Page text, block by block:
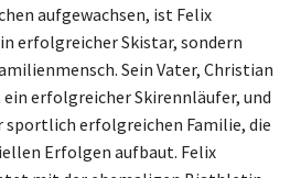
aufgewachsen, ist Felix
erfolgreicher Skistar, sondern
Sein Vater, Christian
erfolgreicher Skirennläufer, und
sportlich erfolgreichen Familie, die
Erfolgen aufbaut. Felix